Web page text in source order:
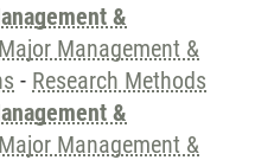
&
Major Management &
- Research Methods
&
Major Management &